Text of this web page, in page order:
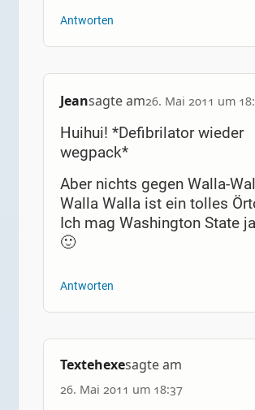
Antworten
Jeansagte am26. Mai 2011 um
Huihui! *Defibrilator wieder
wegpack*
Aber nichts gegen Walla-
Walla Walla ist ein tolles
Ich mag Washington State
🙂
Antworten
Textehexesagte am
26. Mai 2011 um 18:37